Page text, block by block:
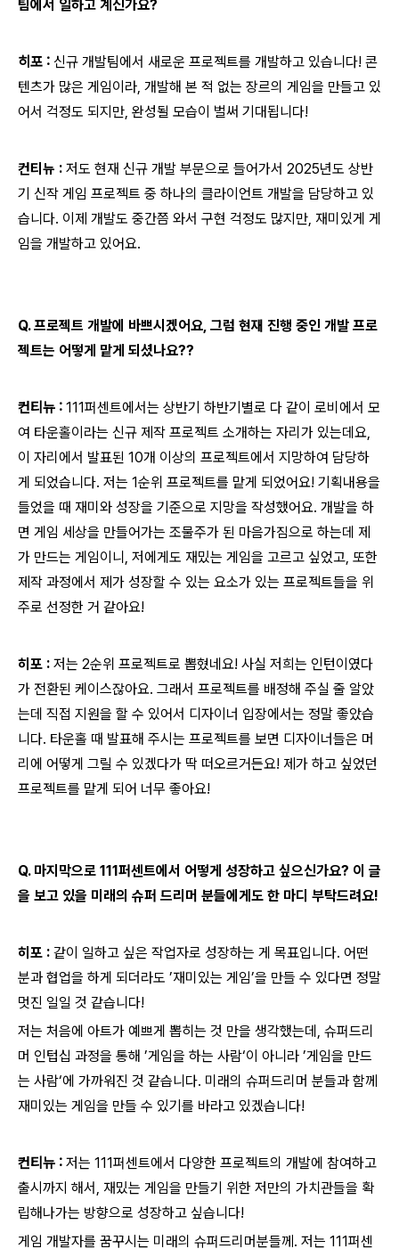
팀에서 일하고 계신가요?
히포 : 신규 개발팀에서 새로운 프로젝트를 개발하고 있습니다! 콘
텐츠가 많은 게임이라, 개발해 본 적 없는 장르의 게임을 만들고 있
어서 걱정도 되지만, 완성될 모습이 벌써 기대됩니다!
컨티뉴 : 저도 현재 신규 개발 부문으로 들어가서 2025년도 상반
기 신작 게임 프로젝트 중 하나의 클라이언트 개발을 담당하고 있
습니다. 이제 개발도 중간쯤 와서 구현 걱정도 많지만, 재미있게 게
임을 개발하고 있어요.
Q. 프로젝트 개발에 바쁘시겠어요, 그럼 현재 진행 중인 개발 프로
젝트는 어떻게 맡게 되셨나요??
컨티뉴 : 111퍼센트에서는 상반기 하반기별로 다 같이 로비에서 모
여 타운홀이라는 신규 제작 프로젝트 소개하는 자리가 있는데요,
이 자리에서 발표된 10개 이상의 프로젝트에서 지망하여 담당하
게 되었습니다. 저는 1순위 프로젝트를 맡게 되었어요! 기획내용을
들었을 때 재미와 성장을 기준으로 지망을 작성했어요. 개발을 하
면 게임 세상을 만들어가는 조물주가 된 마음가짐으로 하는데 제
가 만드는 게임이니, 저에게도 재밌는 게임을 고르고 싶었고, 또한
제작 과정에서 제가 성장할 수 있는 요소가 있는 프로젝트들을 위
주로 선정한 거 같아요!
히포 : 저는 2순위 프로젝트로 뽑혔네요! 사실 저희는 인턴이였다
가 전환된 케이스잖아요. 그래서 프로젝트를 배정해 주실 줄 알았
는데 직접 지원을 할 수 있어서 디자이너 입장에서는 정말 좋았습
니다. 타운홀 때 발표해 주시는 프로젝트를 보면 디자이너들은 머
리에 어떻게 그릴 수 있겠다가 딱 떠오르거든요! 제가 하고 싶었던
프로젝트를 맡게 되어 너무 좋아요!
Q. 마지막으로 111퍼센트에서 어떻게 성장하고 싶으신가요? 이 글
을 보고 있을 미래의 슈퍼 드리머 분들에게도 한 마디 부탁드려요!
히포 : 같이 일하고 싶은 작업자로 성장하는 게 목표입니다. 어떤
분과 협업을 하게 되더라도 ’재미있는 게임’을 만들 수 있다면 정말
멋진 일일 것 같습니다!
저는 처음에 아트가 예쁘게 뽑히는 것 만을 생각했는데, 슈퍼드리
머 인텁십 과정을 통해 ’게임을 하는 사람‘이 아니라 ’게임을 만드
는 사람‘에 가까워진 것 같습니다. 미래의 슈퍼드리머 분들과 함께
재미있는 게임을 만들 수 있기를 바라고 있겠습니다!
컨티뉴 : 저는 111퍼센트에서 다양한 프로젝트의 개발에 참여하고
출시까지 해서, 재밌는 게임을 만들기 위한 저만의 가치관들을 확
립해나가는 방향으로 성장하고 싶습니다!
게임 개발자를 꿈꾸시는 미래의 슈퍼드리머분들께. 저는 111퍼센